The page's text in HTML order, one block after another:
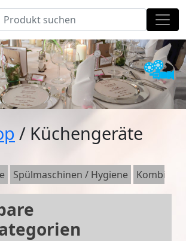
/ Küchengeräte
Spülmaschinen / Hygiene